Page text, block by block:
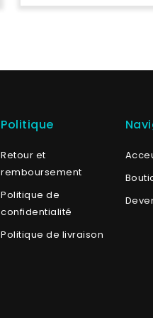
Politique
Retour et
remboursement
Politique de
confidentialité
Politique de livraison